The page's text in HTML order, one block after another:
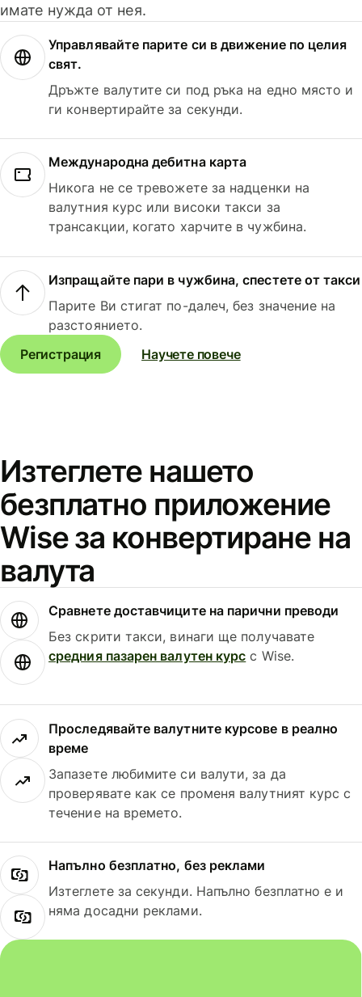
имате нужда от нея.
Управлявайте парите си в движение по целия
свят.
Дръжте валутите си под ръка на едно място и
ги конвертирайте за секунди.
Международна дебитна карта
Никога не се тревожете за надценки на
валутния курс или високи такси за
трансакции, когато харчите в чужбина.
Изпращайте пари в чужбина, спестете от такси
Парите Ви стигат по-далеч, без значение на
разстоянието.
Регистрация
Научете повече
Изтеглете нашето
безплатно приложение
Wise за конвертиране на
валута
Сравнете доставчиците на парични преводи
Без скрити такси, винаги ще получавате
средния пазарен валутен курс с Wise.
Проследявайте валутните курсове в реално
време
Запазете любимите си валути, за да
проверявате как се променя валутният курс с
течение на времето.
Напълно безплатно, без реклами
Изтеглете за секунди. Напълно безплатно е и
няма досадни реклами.